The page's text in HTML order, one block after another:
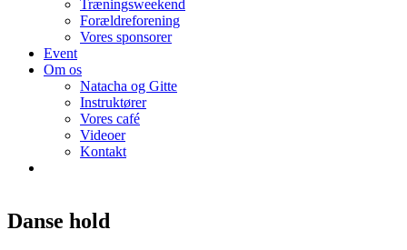
Træningsweekend
Forældreforening
Vores sponsorer
Event
Om os
Natacha og Gitte
Instruktører
Vores café
Videoer
Kontakt
Danse hold